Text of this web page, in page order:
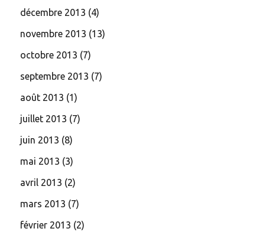
décembre 2013 (4)
novembre 2013 (13)
octobre 2013 (7)
septembre 2013 (7)
août 2013 (1)
juillet 2013 (7)
juin 2013 (8)
mai 2013 (3)
avril 2013 (2)
mars 2013 (7)
février 2013 (2)